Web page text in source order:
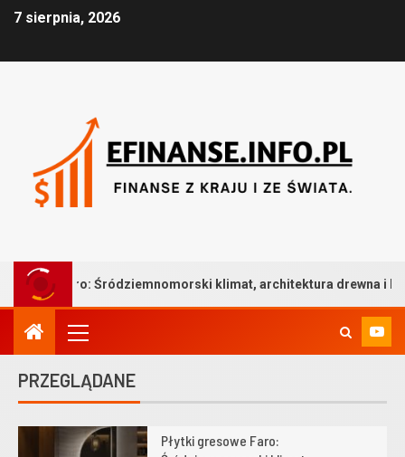
7 sierpnia, 2026
klimat, architektura drewna i bezkompromisowa
PRZEGLĄDANE
Płytki gresowe Faro: